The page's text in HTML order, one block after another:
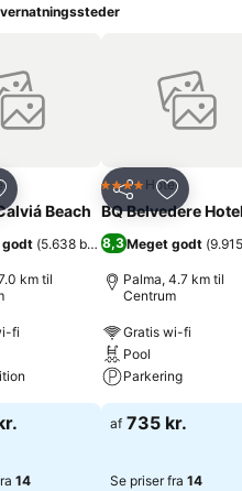
til favoritter
Beach
godt (5.638 bedømmelser)
km til
fi
14
Del Føj til
4 StjernerHotel
BQ Belvedere
8,3Meget godt (
Palma, 4.7 km til
Centrum
Gratis wi-fi
Pool
Parkering
af 735 kr.
Se priser fra 14